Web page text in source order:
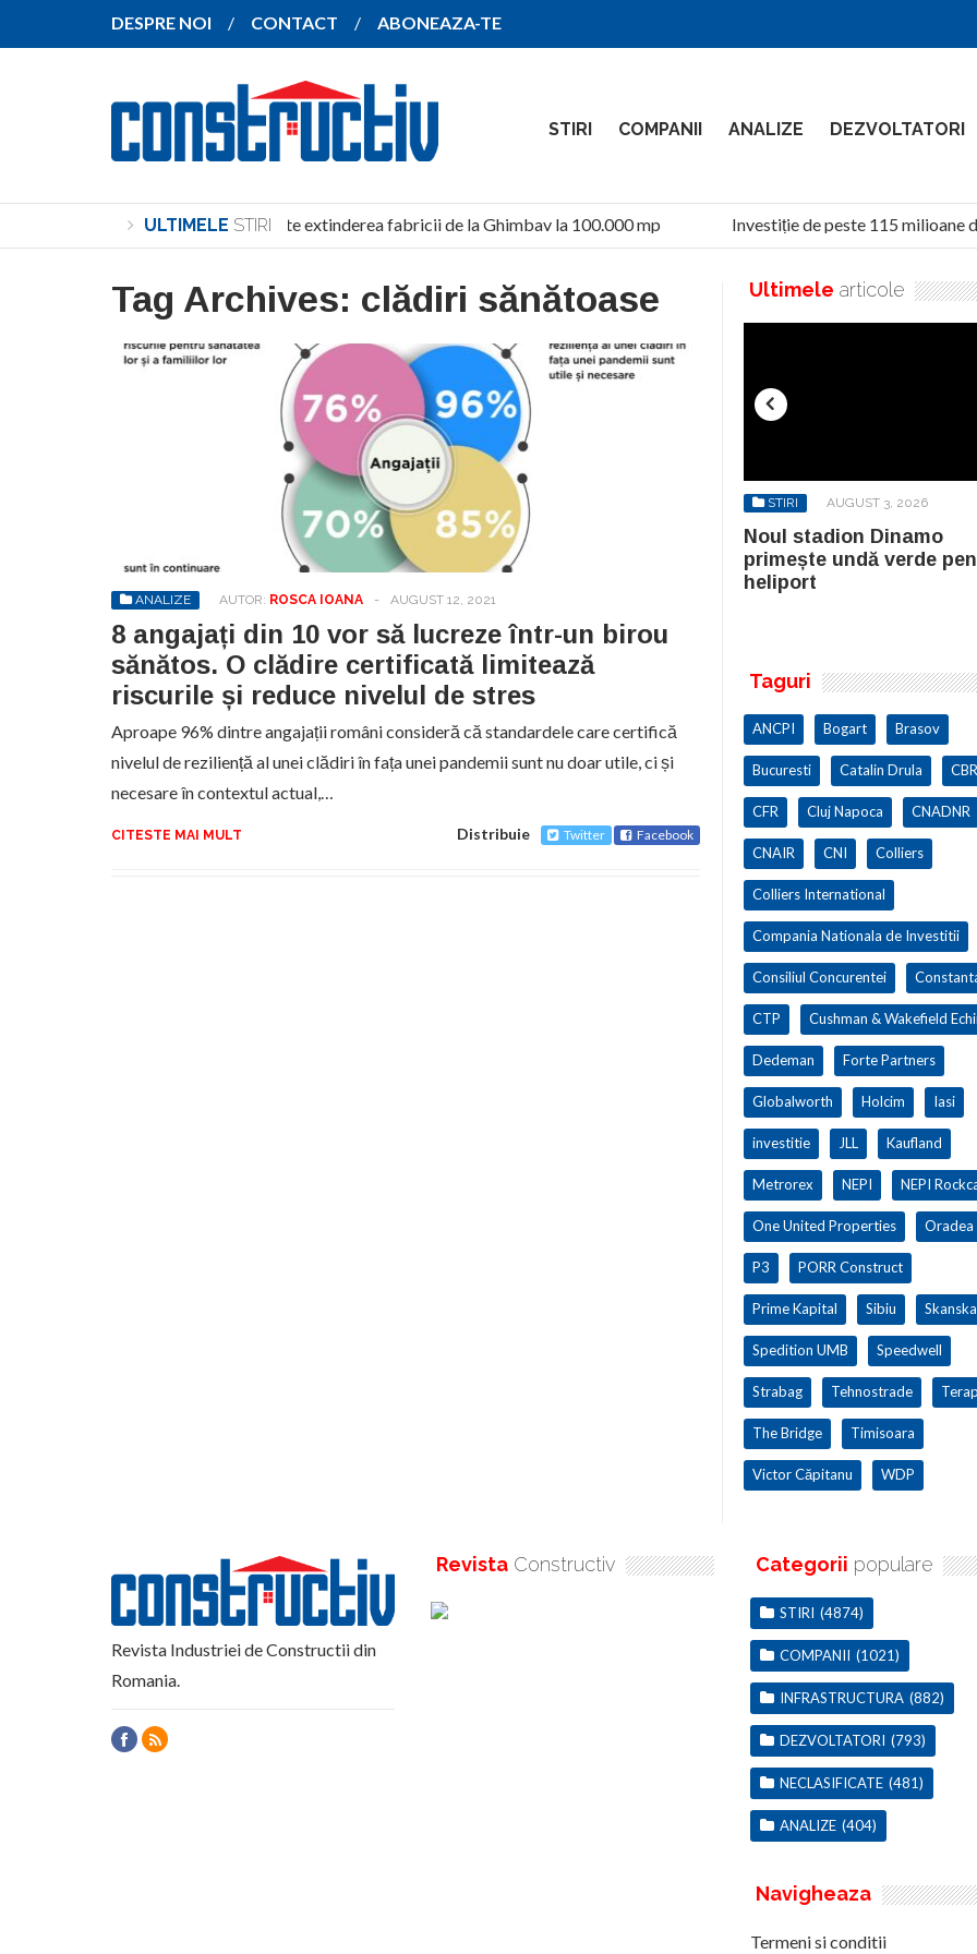
DESPRE NOI CONTACT ABONEAZA-TE
STIRI COMPANII ANALIZE DEZVOLTATORI
ULTIMELE STIRI
SANY pregătește extinderea fabricii de la Ghimbav la 100.000 mp Investiție de peste 115 milioane
Tag Archives: clădiri sănătoase
ANALIZE AUTOR: ROSCA IOANA - AUGUST 12, 2021
8 angajați din 10 vor să lucreze într-un birou
sănătos. O clădire certificată limitează
riscurile și reduce nivelul de stres
Aproape 96% dintre angajații români consideră că standardele care certifică
nivelul de reziliență al unei clădiri în fața unei pandemii sunt nu doar utile, ci și
necesare în contextul actual,…
CITESTE MAI MULT Distribuie Twitter Facebook
Ultimele articole
Noul stadion Dinamo
primește undă verde pentru
STIRI AUGUST 3, 2026
Noul stadion Dinamo
primește undă verde
heliport
Taguri
ANCPI Bogart Brasov
Bucuresti Catalin Drula
CFR Cluj Napoca CNADNR
CNAIR CNI Colliers
Colliers International
Compania Nationala de Investitii
Consiliul Concurentei
CTP Cushman & Wakefield
Dedeman Forte Partners
Globalworth Holcim Iasi
investitie JLL Kaufland
Metrorex NEPI NEPI
One United Properties Oradea
P3 PORR Construct
Prime Kapital Sibiu Skanska
Spedition UMB Speedwell
Strabag Tehnostrade
The Bridge Timisoara
Victor Căpitanu WDP
Revista Industriei de Constructii din
Romania.
Revista Constructiv Categorii populare
STIRI (4874)
COMPANII (1021)
INFRASTRUCTURA (882)
DEZVOLTATORI (793)
NECLASIFICATE (481)
ANALIZE (404)
Navigheaza
Termeni si conditii